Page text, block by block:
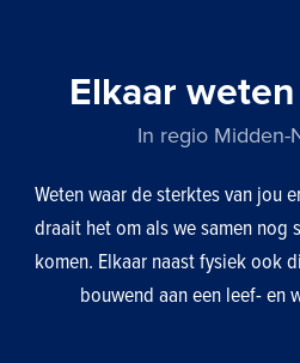
Elkaar
In regio Midden-
Weten waar de sterktes van jou
draait het om als we samen
komen. Elkaar naast fysiek ook
bouwend aan een leef- en